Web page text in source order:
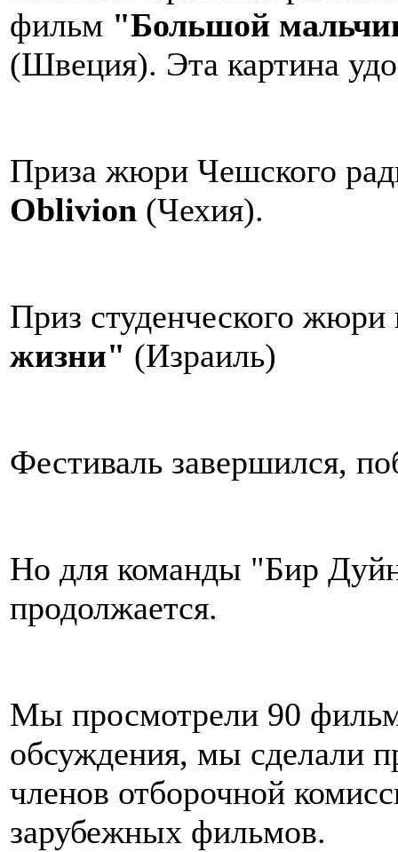
фильм "Большой
(Швеция). Эта картина
Приза жюри Чешского
Oblivion (Чехия).
Приз студенческого
жизни" (Израиль)
Фестиваль завершился,
Но для команды "Бир
продолжается.
Мы просмотрели 90
обсуждения, мы сделали
членов отборочной
зарубежных фильмов.